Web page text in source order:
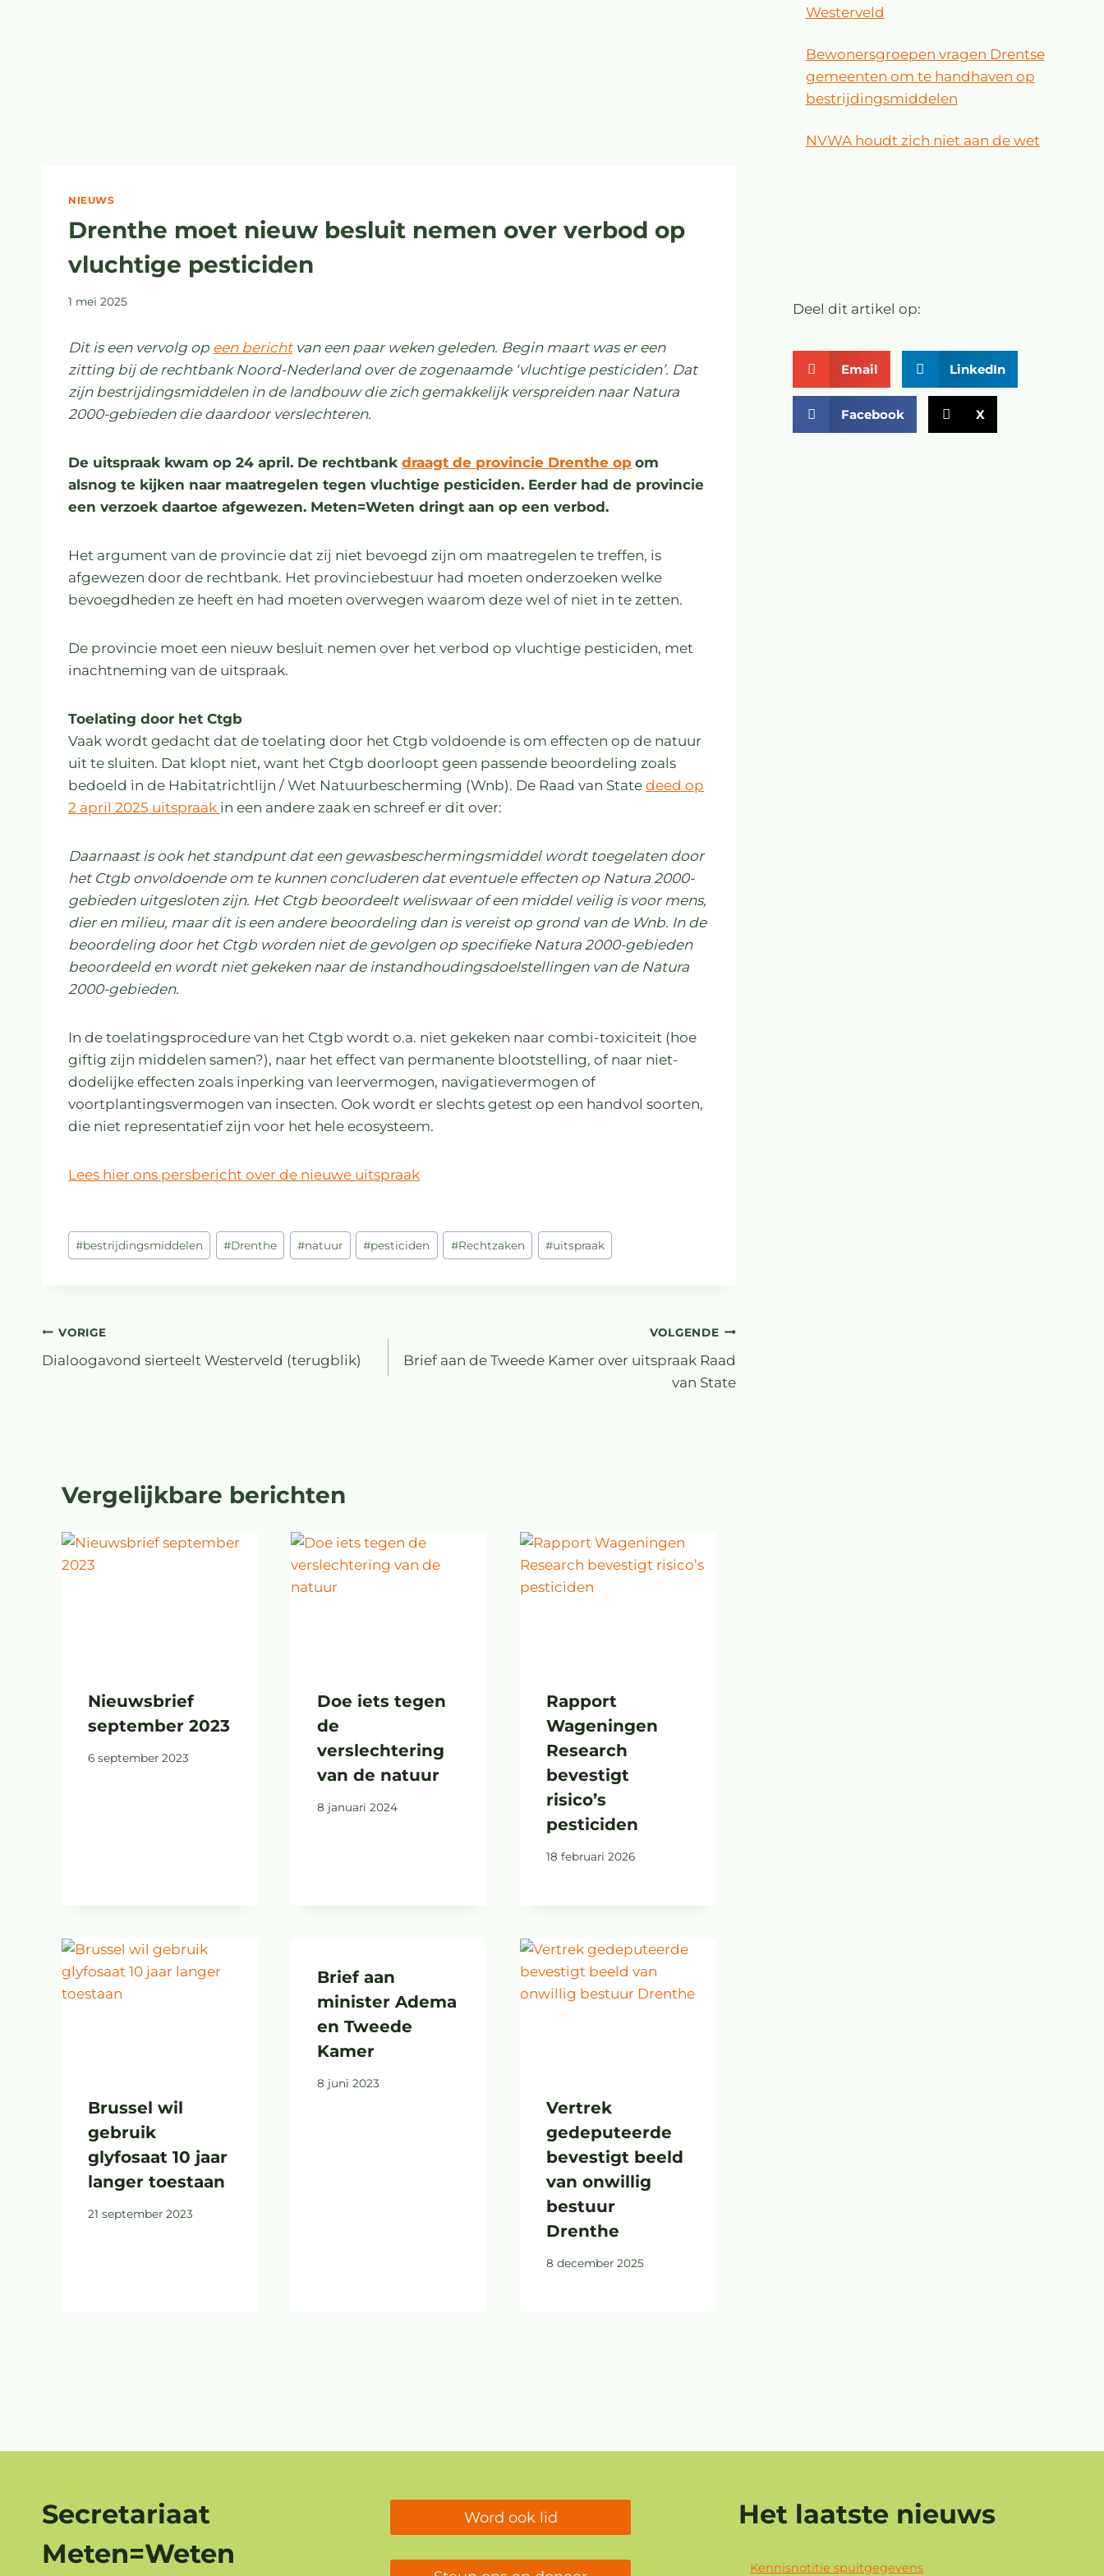
NIEUWS
Drenthe moet nieuw besluit nemen over verbod op
vluchtige pesticiden
1 mei 2025
Dit is een vervolg op een berichtvan een paar weken geleden. Begin maart was er een
zitting bij de rechtbank Noord-Nederland over de zogenaamde ‘vluchtige pesticiden’. Dat
zijn bestrijdingsmiddelen in de landbouw die zich gemakkelijk verspreiden naar Natura
2000-gebieden die daardoor verslechteren.
De uitspraak kwam op 24 april. De rechtbank draagt de provincie Drenthe op om
alsnog te kijken naar maatregelen tegen vluchtige pesticiden. Eerder had de provincie
een verzoek daartoe afgewezen. Meten=Weten dringt aan op een verbod.
Het argument van de provincie dat zij niet bevoegd zijn om maatregelen te treffen, is
afgewezen door de rechtbank. Het provinciebestuur had moeten onderzoeken welke
bevoegdheden ze heeft en had moeten overwegen waarom deze wel of niet in te zetten.
De provincie moet een nieuw besluit nemen over het verbod op vluchtige pesticiden, met
inachtneming van de uitspraak.
Toelating door het Ctgb
Vaak wordt gedacht dat de toelating door het Ctgb voldoende is om effecten op de natuur
uit te sluiten. Dat klopt niet, want het Ctgb doorloopt geen passende beoordeling zoals
bedoeld in de Habitatrichtlijn / Wet Natuurbescherming (Wnb). De Raad van State deed op
2 april 2025 uitspraak in een andere zaak en schreef er dit over:
Daarnaast is ook het standpunt dat een gewasbeschermingsmiddel wordt toegelaten door
het Ctgb onvoldoende om te kunnen concluderen dat eventuele effecten op Natura 2000-
gebieden uitgesloten zijn. Het Ctgb beoordeelt weliswaar of een middel veilig is voor mens,
dier en milieu, maar dit is een andere beoordeling dan is vereist op grond van de Wnb. In de
beoordeling door het Ctgb worden niet de gevolgen op specifieke Natura 2000-gebieden
beoordeeld en wordt niet gekeken naar de instandhoudingsdoelstellingen van de Natura
2000-gebieden.
In de toelatingsprocedure van het Ctgb wordt o.a. niet gekeken naar combi-toxiciteit (hoe
giftig zijn middelen samen?), naar het effect van permanente blootstelling, of naar niet-
dodelijke effecten zoals inperking van leervermogen, navigatievermogen of
voortplantingsvermogen van insecten. Ook wordt er slechts getest op een handvol soorten,
die niet representatief zijn voor het hele ecosysteem.
Lees hier ons persbericht over de nieuwe uitspraak
#bestrijdingsmiddelen #Drenthe #natuur #pesticiden #Rechtzaken #uitspraak
VORIGE
Dialoogavond sierteelt Westerveld (terugblik)
VOLGENDE
Brief aan de Tweede Kamer over uitspraak Raad
van State
Vergelijkbare berichten
Nieuwsbrief
september 2023
6 september 2023
Doe iets tegen
de
verslechtering
van de natuur
8 januari 2024
Rapport
Wageningen
Research
bevestigt
risico’s
pesticiden
18 februari 2026
Brussel wil
gebruik
glyfosaat 10 jaar
langer toestaan
21 september 2023
Brief aan
minister Adema
en Tweede
Kamer
8 juni 2023
Vertrek
gedeputeerde
bevestigt beeld
van onwillig
bestuur
Drenthe
8 december 2025
Westerveld
Bewonersgroepen vragen Drentse
gemeenten om te handhaven op
bestrijdingsmiddelen
NVWA houdt zich niet aan de wet
Deel dit artikel op:
Email LinkedIn
Facebook X
Secretariaat
Meten=Weten
Word ook lid Het laatste nieuws
Kennisnotitie spuitgegevens